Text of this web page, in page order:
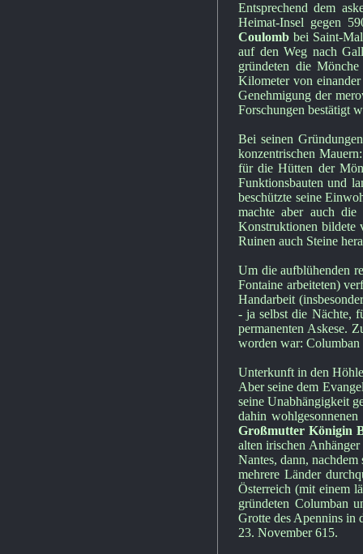
Entsprechend dem
Heimat-Insel gegen
Coulombbei Saint-
auf den Weg nach
gründeten die
Kilometer von
Genehmigung der
Forschungen bestätigt
Bei seinen
konzentrischen
für die Hütten der
Funktionsbauten und
beschützte seine
machte aber auch
Konstruktionen bildete
Ruinen auch Steine
Um die aufblühenden
Fontaine arbeiteten)
Handarbeit
- ja selbst die Nächte,
permanenten Askese.
worden war: Columban
Unterkunft in den
Aber seine dem
seine Unabhängigkeit
dahin
Großmutter Königin
alten irischen
Nantes, dann,
mehrere Länder
Österreich (mit einem
gründeten Columban
Grotte des Apennins in
23. November 615.